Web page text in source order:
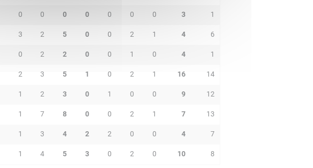
0 0 0 0 0 0 0 3 1
3 2 5 0 0 2 1 4 6
0 2 2 0 0 1 0 4 1
2 3 5 1 0 2 1 16 14
1 2 3 0 1 0 0 9 12
1 7 8 0 0 2 1 7 13
1 3 4 2 2 0 0 4 7
1 4 5 3 0 2 0 10 8